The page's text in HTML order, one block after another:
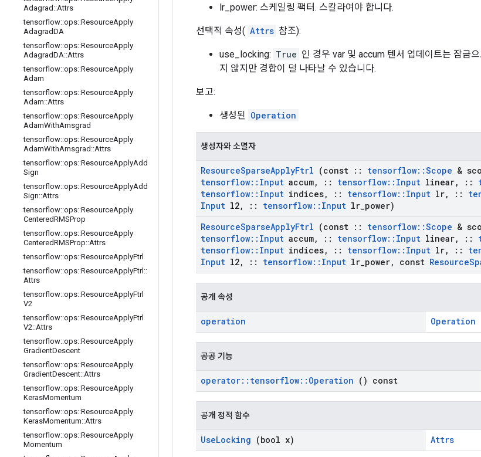
Adagrad ::Attrs
tensorflow::ops::ResourceApply
AdagradDA
tensorflow::ops::ResourceApply
AdagradDA::Attrs
tensorflow::ops::ResourceApply
Adam
tensorflow::ops::ResourceApply
Adam::Attrs
tensorflow::ops::ResourceApply
AdamWithAmsgrad
tensorflow::ops::ResourceApply
AdamWithAmsgrad ::Attrs
tensorflow::ops::ResourceApplyAdd
Sign
tensorflow::ops::ResourceApplyAdd
Sign::Attrs
tensorflow::ops::ResourceApply
CenteredRMSProp
tensorflow::ops::ResourceApply
CenteredRMSProp::Attrs
tensorflow::ops::ResourceApplyFtrl
tensorflow::ops::ResourceApplyFtrl ::
Attrs
tensorflow::ops::ResourceApplyFtrl
V2
tensorflow::ops::ResourceApplyFtrl
V2::Attrs
tensorflow::ops::ResourceApply
GradientDescent
tensorflow::ops::ResourceApply
GradientDescent::Attrs
tensorflow::ops::ResourceApply
KerasMomentum
tensorflow::ops::ResourceApply
KerasMomentum::Attrs
tensorflow::ops::ResourceApply
Momentum
lr_power: 스케일링 팩터. 스칼라여야 합니다.
선택적 속성( Attrs 참조):
use_locking: True 인 경우 var 및 accum 텐서 업데이트는 잠금
지 않지만 경합이 덜 나타날 수 있습니다.
보고:
생성된 Operation
생성자와 소멸자
ResourceSparseApplyFtrl (const :: tensorflow::Scope &
tensorflow:: Input accum, :: tensorflow:: Input linear, ::
tensorflow:: Input indices, :: tensorflow:: Input lr, ::
Input l2, :: tensorflow:: Input lr power)
ResourceSparseApplyFtrl (const :: tensorflow::Scope &
tensorflow:: Input accum, :: tensorflow:: Input linear, ::
tensorflow:: Input indices, :: tensorflow:: Input lr, ::
Input l2, :: tensorflow:: Input lr power, const Resource
공개 속성
operation Operation
공공 기능
operator:: tensorflow:: Operation () const
공개 정적 함수
UseLocking (bool x) Attrs